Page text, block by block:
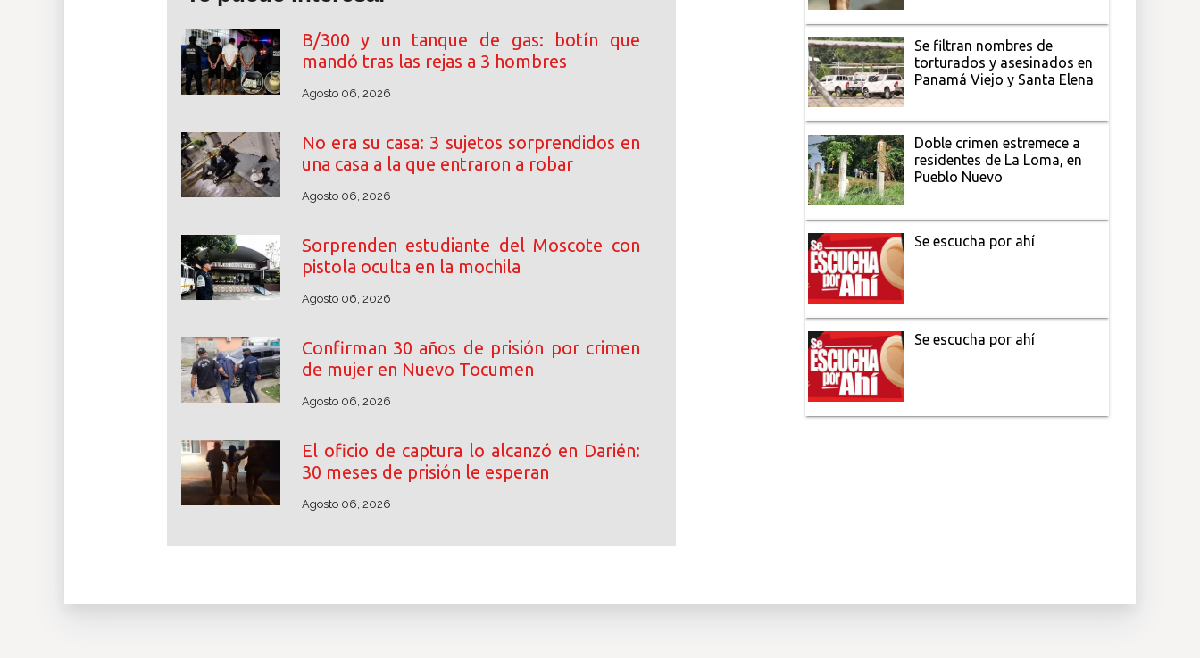
B/300 y un tanque de gas: botín que
mandó tras las rejas a 3 hombres
Agosto 06, 2026
No era su casa: 3 sujetos sorprendidos en
una casa a la que entraron a robar
Agosto 06, 2026
Sorprenden estudiante del Moscote con
pistola oculta en la mochila
Agosto 06, 2026
Confirman 30 años de prisión por crimen
de mujer en Nuevo Tocumen
Agosto 06, 2026
El oficio de captura lo alcanzó en Darién:
30 meses de prisión le esperan
Agosto 06, 2026
Se filtran nombres de
torturados y asesinados en
Panamá Viejo y Santa Elena
Doble crimen estremece a
residentes de La Loma, en
Pueblo Nuevo
Se escucha por ahí
Se escucha por ahí